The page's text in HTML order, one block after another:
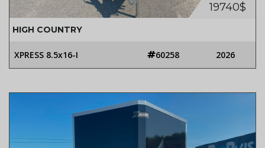
19740$
HIGH COUNTRY
XPRESS 8.5x16-I 60258 2026